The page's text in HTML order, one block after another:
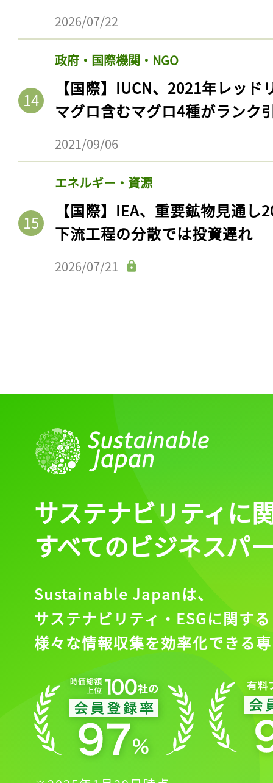
2026/07/22
政府・国際機関・NGO
【国際】IUCN、2021年レッ
マグロ含むマグロ4種がランク
2021/09/06
エネルギー・資源
【国際】IEA、重要鉱物見通
下流工程の分散では投資遅れ
2026/07/21
サステナビリティに
すべてのビジネスパ
Sustainable Japanは、
サステナビリティ・ESGに関する
様々な情報収集を効率化できる